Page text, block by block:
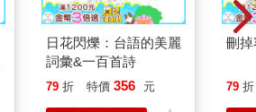
日花閃爍：台語的美麗
詞彙&一百首詩
79 折 特價 356 元
刪
79 折